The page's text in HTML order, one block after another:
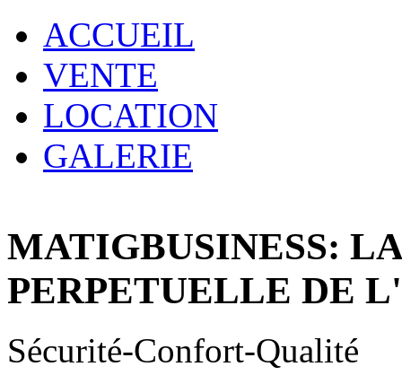
ACCUEIL
VENTE
LOCATION
GALERIE
MATIGBUSINESS:
PERPETUELLE DE
Sécurité-Confort-Qualité